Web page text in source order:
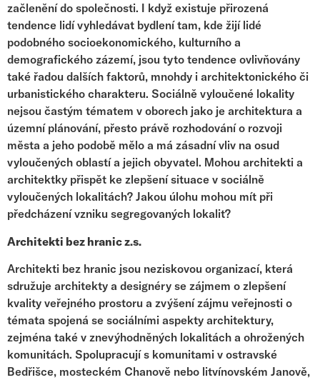
začlenění do společnosti. I když existuje přirozená
tendence lidí vyhledávat bydlení tam, kde žijí lidé
podobného socioekonomického, kulturního a
demografického zázemí, jsou tyto tendence ovlivňovány
také řadou dalších faktorů, mnohdy i architektonického či
urbanistického charakteru. Sociálně vyloučené lokality
nejsou častým tématem v oborech jako je architektura a
územní plánování, přesto právě rozhodování o rozvoji
města a jeho podobě mělo a má zásadní vliv na osud
vyloučených oblastí a jejich obyvatel. Mohou architekti a
architektky přispět ke zlepšení situace v sociálně
vyloučených lokalitách? Jakou úlohu mohou mít při
předcházení vzniku segregovaných lokalit?
Architekti bez hranic z.s.
Architekti bez hranic jsou neziskovou organizací, která
sdružuje architekty a designéry se zájmem o zlepšení
kvality veřejného prostoru a zvýšení zájmu veřejnosti o
témata spojená se sociálními aspekty architektury,
zejména také v znevýhodněných lokalitách a ohrožených
komunitách. Spolupracují s komunitami v ostravské
Bedřišce, mosteckém Chanově nebo litvínovském Janově,